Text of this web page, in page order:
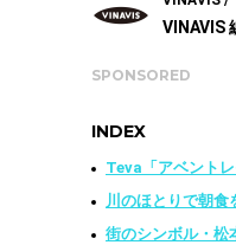
VINAVIS
SPONSORED
INDEX
Teva「アベント
川のほとりで朝食
街のシンボル・